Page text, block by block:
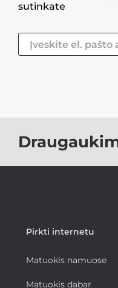
sutinkate
Pirkti internetu
Matuokis namuose
Matuokis dabar